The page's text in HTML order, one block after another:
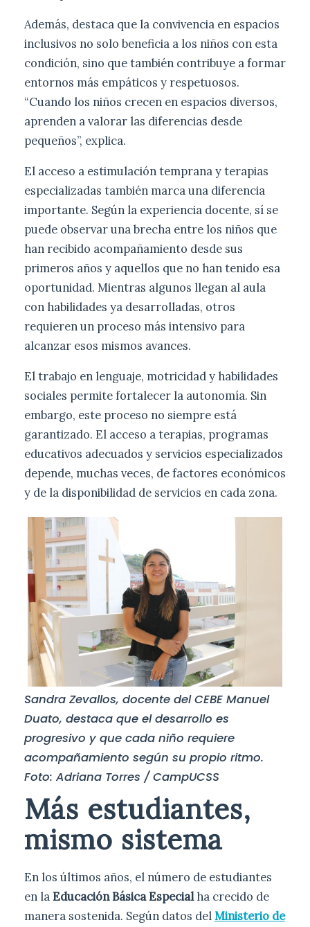
Además, destaca que la convivencia en espacios
inclusivos no solo beneficia a los niños con esta
condición, sino que también contribuye a formar
entornos más empáticos y respetuosos.
“Cuando los niños crecen en espacios diversos,
aprenden a valorar las diferencias desde
pequeños”, explica.
El acceso a estimulación temprana y terapias
especializadas también marca una diferencia
importante. Según la experiencia docente, sí se
puede observar una brecha entre los niños que
han recibido acompañamiento desde sus
primeros años y aquellos que no han tenido esa
oportunidad. Mientras algunos llegan al aula
con habilidades ya desarrolladas, otros
requieren un proceso más intensivo para
alcanzar esos mismos avances.
El trabajo en lenguaje, motricidad y habilidades
sociales permite fortalecer la autonomía. Sin
embargo, este proceso no siempre está
garantizado. El acceso a terapias, programas
educativos adecuados y servicios especializados
depende, muchas veces, de factores económicos
y de la disponibilidad de servicios en cada zona.
Sandra Zevallos, docente del CEBE Manuel
Duato, destaca que el desarrollo es
progresivo y que cada niño requiere
acompañamiento según su propio ritmo.
Foto: Adriana Torres / CampUCSS
Más estudiantes,
mismo sistema
En los últimos años, el número de estudiantes
en laEducación Básica Especialha crecido de
manera sostenida. Según datos delMinisterio de